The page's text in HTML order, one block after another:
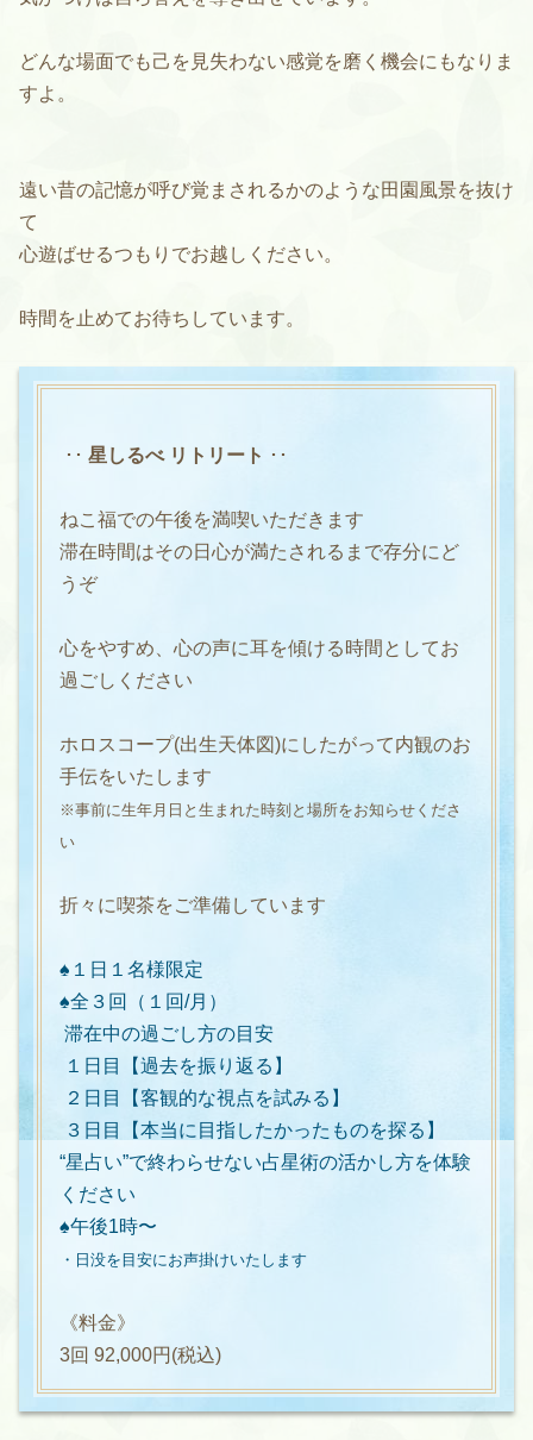
どんな場面でも己を見失わない感覚を磨く機会にもなりま
すよ。
遠い昔の記憶が呼び覚まされるかのような田園風景を抜け
て
心遊ばせるつもりでお越しください。
時間を止めてお待ちしています。
･･ 星しるべ リトリート ･･
ねこ福での午後を満喫いただきます
滞在時間はその日心が満たされるまで存分にど
うぞ
心をやすめ、心の声に耳を傾ける時間としてお
過ごしください
ホロスコープ(出生天体図)にしたがって内観のお
手伝をいたします
※事前に生年月日と生まれた時刻と場所をお知らせくださ
い
折々に喫茶をご準備しています
♠︎１日１名様限定
♠︎全３回（１回/月）
滞在中の過ごし方の目安
１日目【過去を振り返る】
２日目【客観的な視点を試みる】
３日目【本当に目指したかったものを探る】
“星占い”で終わらせない占星術の活かし方を体験
ください
♠︎午後1時〜
・日没を目安にお声掛けいたします
《料金》
3回 92,000円(税込)